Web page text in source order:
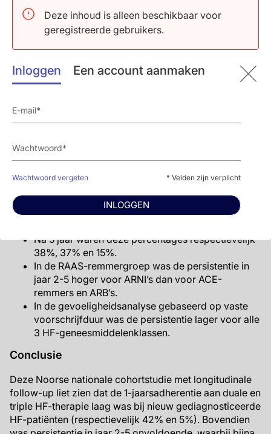
Deze inhoud is alleen beschikbaar voor
geregistreerde gebruikers.
Inloggen Een account aanmaken
Wachtwoord vergeten * Velden zijn verplicht
INLOGGEN
adherentie in het eerste jaar.
Het aandeel patiënten dat een MRA bleef
Een gevoeligheidsanalyse op basis van een vaste
voorschrijfduur liet een lagere adherentie zien aan
(80%) of MRA (55%), maar niet met een ARNI
(88%); adherentie aan duale of triple HF-therapie
Lange-termijnpersistentie
Twee jaar na initiatie van de medicatie kreeg 58%
van de patiënten nog steeds een BB
voorgeschreven, 57% een RAAS-remmer en 31%
Na 5 jaar waren deze percentages respectievelijk
38%, 37% en 15%.
In de RAAS-remmergroep was de persistentie in
jaar 2-5 hoger voor ARNI’s dan voor ACE-
remmers en ARB’s.
In de gevoeligheidsanalyse gebaseerd op vaste
voorschrijfduur was de persistentie lager voor alle
3 HF-geneesmiddelenklassen.
Conclusie
Deze Noorse nationale cohortstudie met longitudinale
follow-up liet zien dat de 1-jaarsadherentie aan duale en
triple HF-therapie laag was bij nieuw gediagnosticeerde
HF-patiënten (respectievelijk 42% en 5%). Bovendien